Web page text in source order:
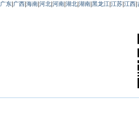
广东 广西 海南 河北 河南 湖北 湖南 黑龙江 江苏 江西